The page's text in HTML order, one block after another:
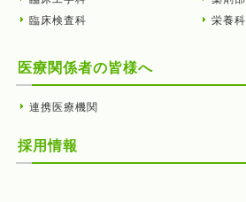
臨床検査科
栄養科
医療関係者の皆様へ
連携医療機関
採用情報